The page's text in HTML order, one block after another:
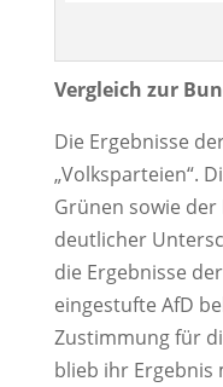
Vergleich zur
Die Ergebnisse
„Volksparteien“.
Grünen sowie der
deutlicher
die Ergebnisse
eingestufte AfD
Zustimmung für
blieb ihr Ergebnis